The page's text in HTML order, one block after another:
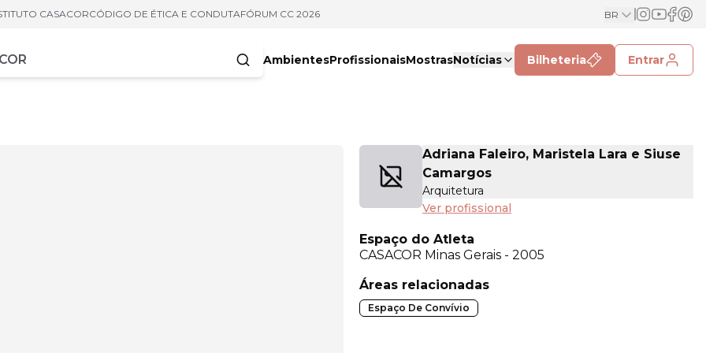
CASACORCÓDIGO DE ÉTICA E CONDUTAFÓRUM CC 2026 BR
AmbientesProfissionaisMostrasNotícias Bilheteria Entrar
Adriana Faleiro, Maristela Lara e Siuse
Camargos
Arquitetura
Ver profissional
Espaço do Atleta
CASACOR Minas Gerais - 2005
Áreas relacionadas
Espaço De Convívio